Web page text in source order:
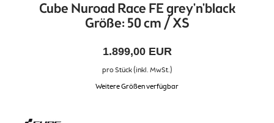
Cube Nuroad Race FE grey'n'black
Größe: 50 cm / XS
1.899,00 EUR
pro Stück (inkl. MwSt.)
Weitere Größen verfügbar